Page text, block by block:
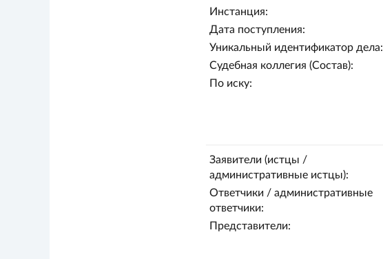
Инстанция:
Дата поступления:
Уникальный идентификатор дела:
Судебная коллегия (Состав):
По иску:
Заявители (истцы /
административные истцы):
Ответчики / административные
ответчики:
Представители: